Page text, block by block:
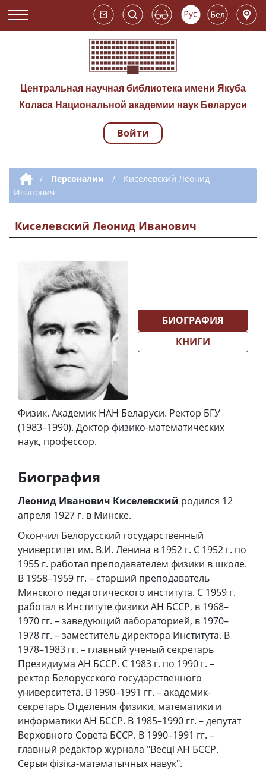
Центральная научная библиотека имени Якуба
Коласа Национальной академии наук Беларуси
Навигация по
Войти
Дополнительная навигация
/ Персоналии /
Киселевский Леонид
Иванович
Киселевский Леонид Иванович
Физик. Академик НАН Беларуси. Ректор БГУ
(1983–1990). Доктор физико-математических
наук, профессор.
БИОГРАФИЯ
КНИГИ
Биография
Леонид Иванович Киселевский родился 12
апреля 1927 г. в Минске.
Окончил Белорусский государственный
университет им. В.И. Ленина в 1952 г. С 1952 г. по
1955 г. работал преподавателем физики в школе.
В 1958–1959 гг. – старший преподаватель
Минского педагогического института. С 1959 г.
работал в Институте физики АН БССР, в 1968–
1970 гг. – заведующий лабораторией, в 1970–
1978 гг. – заместитель директора Института. В
1978–1983 гг. – главный ученый секретарь
Президиума АН БССР. С 1983 г. по 1990 г. –
ректор Белорусского государственного
университета. В 1990–1991 гг. – академик-
секретарь Отделения физики, математики и
информатики АН БССР. В 1985–1990 гг. – депутат
Верховного Совета БССР. В 1990–1991 гг. –
главный редактор журнала "Весці АН БССР.
Серыя фізіка-матэматычных навук".